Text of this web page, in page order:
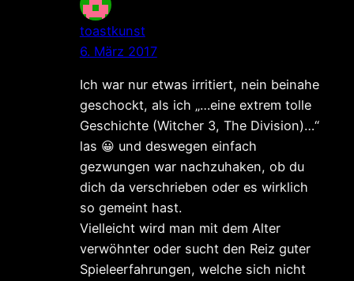
toastkunst
6. März 2017
Ich war nur etwas irritiert, nein beinahe
geschockt, als ich „…eine extrem tolle
Geschichte (Witcher 3, The Division)…“
las 😀 und deswegen einfach
gezwungen war nachzuhaken, ob du
dich da verschrieben oder es wirklich
so gemeint hast.
Vielleicht wird man mit dem Alter
verwöhnter oder sucht den Reiz guter
Spieleerfahrungen, welche sich nicht